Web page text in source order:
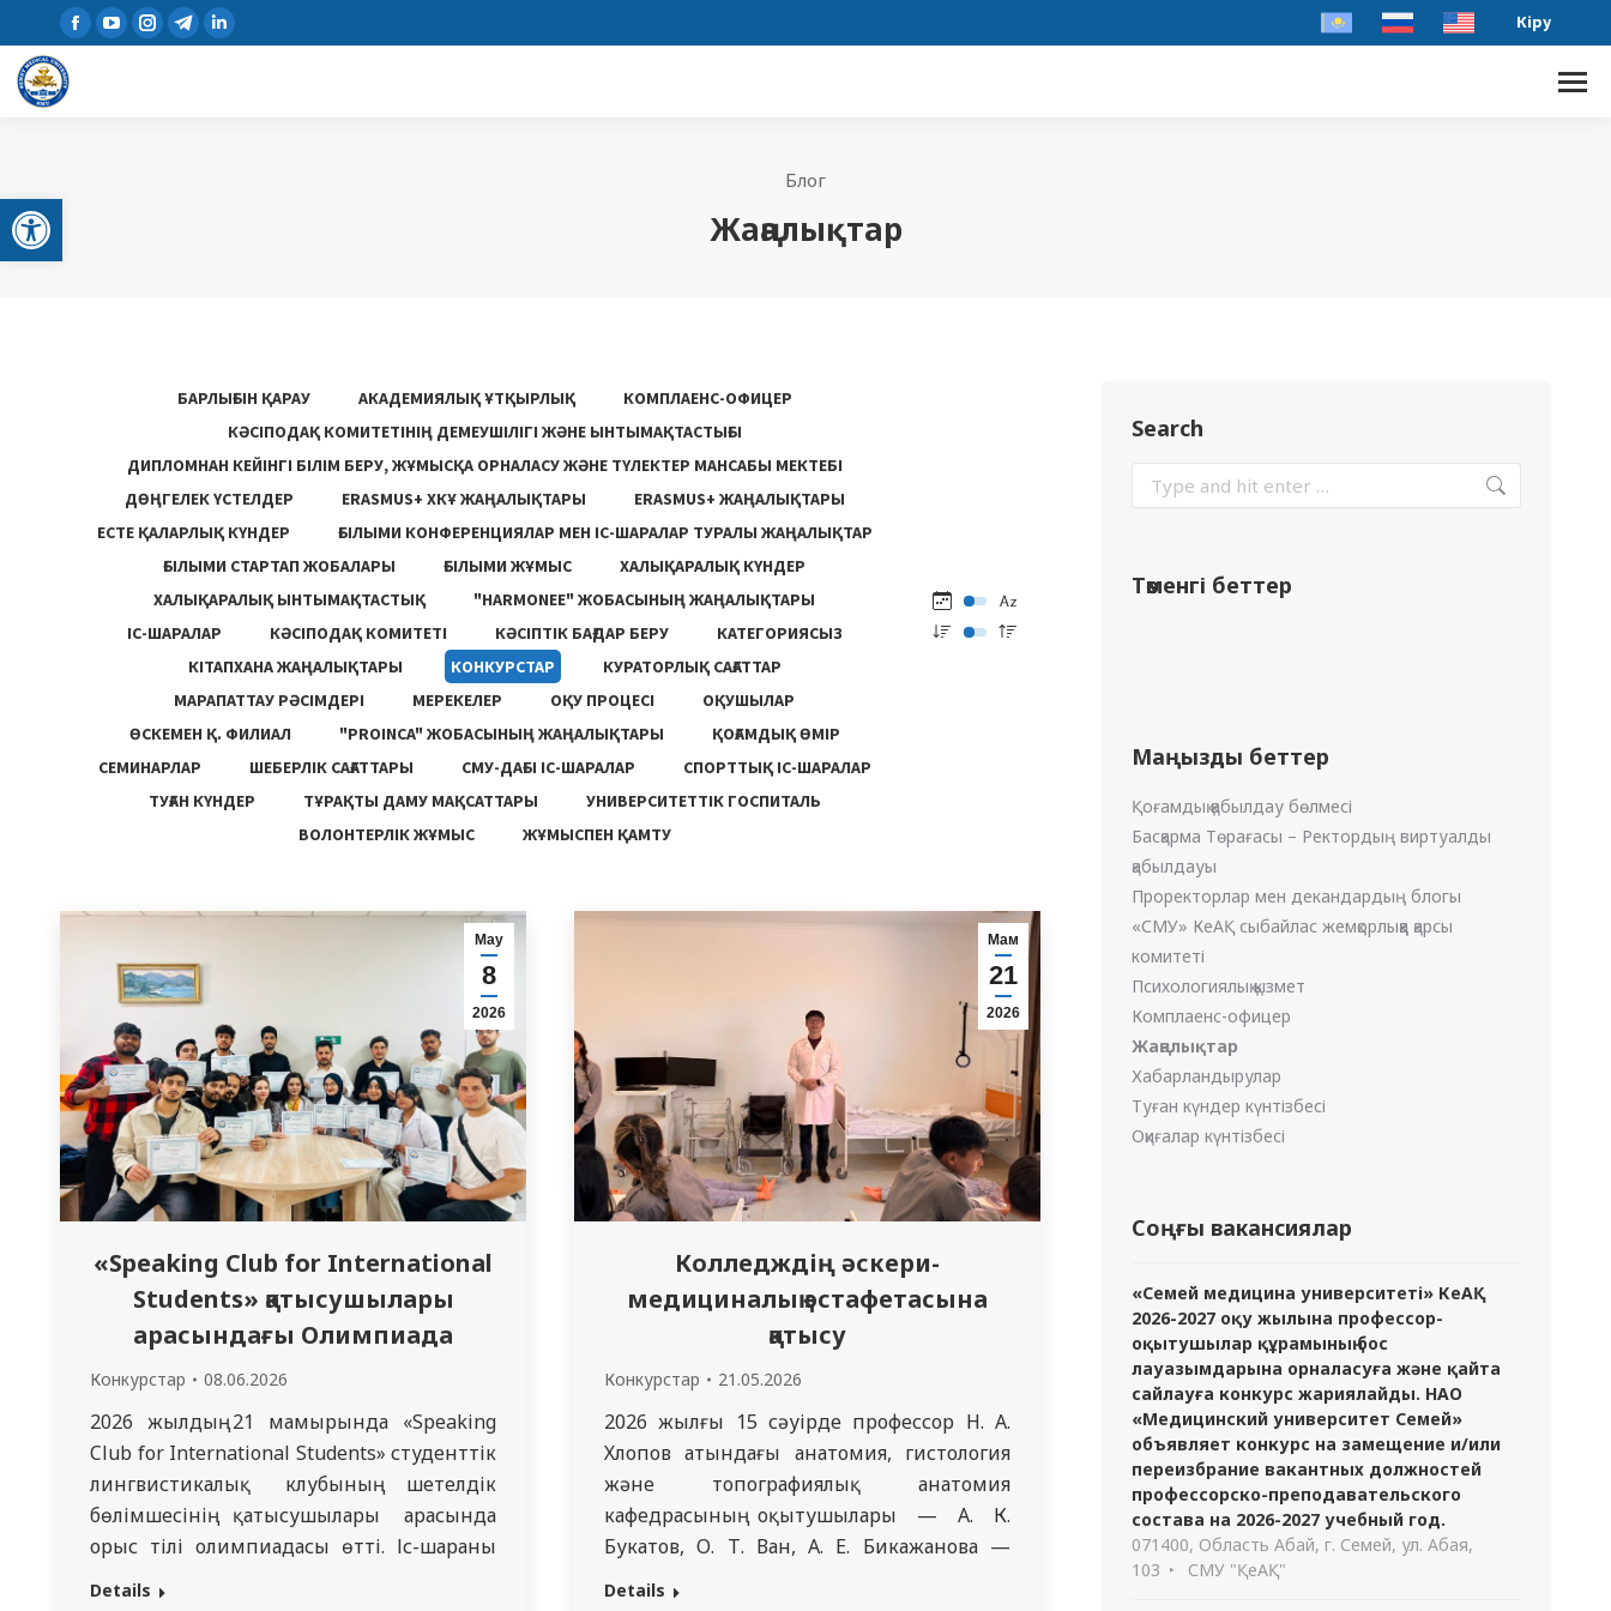
Open toolbar
Кіру
Блог
Жаңалықтар
БАРЛЫҒЫН ҚАРАУ АКАДЕМИЯЛЫҚ ҰТҚЫРЛЫҚ
КОМПЛАЕНС-ОФИЦЕР
КӘСІПОДАҚ КОМИТЕТІНІҢ ДЕМЕУШІЛІГІ ЖӘНЕ ЫНТЫМАҚТАСТЫҒЫ
ДИПЛОМНАН КЕЙІНГІ БІЛІМ БЕРУ, ЖҰМЫСҚА ОРНАЛАСУ ЖƏНЕ ТҮЛЕКТЕР МАНСАБЫ МЕКТЕБІ
ДӨҢГЕЛЕК ҮСТЕЛДЕР
ERASMUS+ ХКҰ ЖАҢАЛЫҚТАРЫ
ERASMUS+ ЖАҢАЛЫҚТАРЫ
ЕСТЕ ҚАЛАРЛЫҚ КҮНДЕР
ҒЫЛЫМИ КОНФЕРЕНЦИЯЛАР МЕН ІС-ШАРАЛАР ТУРАЛЫ ЖАҢАЛЫҚТАР
ҒЫЛЫМИ СТАРТАП ЖОБАЛАРЫ
ҒЫЛЫМИ ЖҰМЫС
ХАЛЫҚАРАЛЫҚ КҮНДЕР
ХАЛЫҚАРАЛЫҚ ЫНТЫМАҚТАСТЫҚ
"HARMONEE" ЖОБАСЫНЫҢ ЖАҢАЛЫҚТАРЫ
ІС-ШАРАЛАР
КӘСІПОДАҚ КОМИТЕТІ КӘСІПТІК БАҒДАР БЕРУ
КАТЕГОРИЯСЫЗ
КІТАПХАНА ЖАҢАЛЫҚТАРЫ
КОНКУРСТАР
КУРАТОРЛЫҚ САҒАТТАР
МАРАПАТТАУ РӘСІМДЕРІ
МЕРЕКЕЛЕР ОҚУ ПРОЦЕСІ
ОҚУШЫЛАР
ӨСКЕМЕН Қ. ФИЛИАЛ
"PROINCA" ЖОБАСЫНЫҢ ЖАҢАЛЫҚТАРЫ
ҚОҒАМДЫҚ ӨМІР
СЕМИНАРЛАР
ШЕБЕРЛІК САҒАТТАРЫ СМУ-ДАҒЫ ІС-ШАРАЛАР
СПОРТТЫҚ ІС-ШАРАЛАР
ТУҒАН КҮНДЕР
ТҰРАҚТЫ ДАМУ МАҚСАТТАРЫ
УНИВЕРСИТЕТТІК ГОСПИТАЛЬ
ВОЛОНТЕРЛІК ЖҰМЫС
ЖҰМЫСПЕН ҚАМТУ
Мау
8
2026
«Speaking Club for International
Students» қатысушылары
арасындағы Олимпиада
Конкурстар 08.06.2026
2026 жылдың 21 мамырында «Speaking
Club for International Students» студенттік
лингвистикалық клубының шетелдік
бөлімшесінің қатысушылары арасында
орыс тілі олимпиадасы өтті. Іс-шараның
негізгі мақсаты тілдік дағдыларды
Details
Мам
21
2026
Колледждің әскери-
медициналық эстафетасына
қатысу
Конкурстар 21.05.2026
2026 жылғы 15 сәуірде профессор Н. А.
Хлопов атындағы анатомия, гистология
және топографиялық анатомия
кафедрасының оқытушылары — А. К.
Букатов, О. Т. Ван, А. Е. Бикажанова —
«Авиценна» колледжі студенттері
Details
Search
Төменгі беттер
Маңызды беттер
Қоғамдық қабылдау бөлмесі
Басқарма Төрағасы – Ректордың виртуалды
қабылдауы
Проректорлар мен декандардың блогы
«СМУ» КеАҚ сыбайлас жемқорлыққа қарсы
комитеті
Психологиялық қызмет
Комплаенс-офицер
Жаңалықтар
Хабарландырулар
Туған күндер күнтізбесі
Оқиғалар күнтізбесі
Соңғы вакансиялар
«Семей медицина университеті» КеАҚ
2026-2027 оқу жылына профессор-
оқытушылар құрамының бос
лауазымдарына орналасуға және қайта
сайлауға конкурс жариялайды. НАО
«Медицинский университет Семей»
объявляет конкурс на замещение и/или
переизбрание вакантных должностей
профессорско-преподавательского
состава на 2026-2027 учебный год.
071400, Область Абай, г. Семей, ул. Абая,
103
СМУ "ҚеАҚ"